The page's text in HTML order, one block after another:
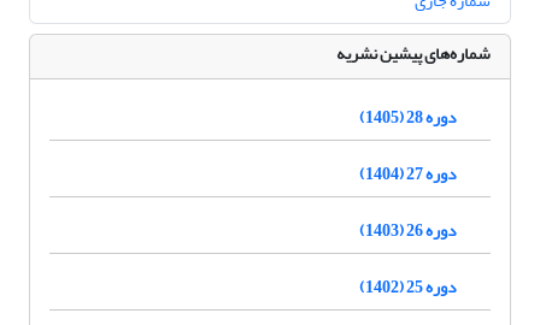
شماره‌های پیشین نشریه
دوره 28 (1405)
دوره 27 (1404)
دوره 26 (1403)
دوره 25 (1402)